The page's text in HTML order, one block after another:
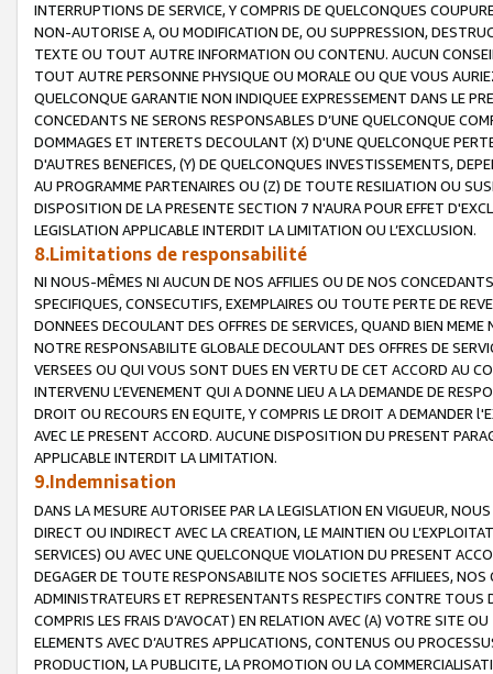
INTERRUPTIONS DE SERVICE, Y COMPRIS DE QUELCONQUES
NON-AUTORISE A, OU MODIFICATION DE, OU SUPPRESSION,
TEXTE OU TOUT AUTRE INFORMATION OU CONTENU. AUCUN
TOUT AUTRE PERSONNE PHYSIQUE OU MORALE OU QUE VOUS
QUELCONQUE GARANTIE NON INDIQUEE EXPRESSEMENT DANS LE
CONCEDANTS NE SERONS RESPONSABLES D’UNE QUELCONQUE
DOMMAGES ET INTERETS DECOULANT (X) D'UNE QUELCONQUE
D'AUTRES BENEFICES, (Y) DE QUELCONQUES INVESTISSEMENTS,
AU PROGRAMME PARTENAIRES OU (Z) DE TOUTE RESILIATION OU
DISPOSITION DE LA PRESENTE SECTION 7 N'AURA POUR EFFET
LEGISLATION APPLICABLE INTERDIT LA LIMITATION OU L’EXCLUSION.
8.Limitations de responsabilité
NI NOUS-MÊMES NI AUCUN DE NOS AFFILIES OU DE NOS
SPECIFIQUES, CONSECUTIFS, EXEMPLAIRES OU TOUTE PERTE DE
DONNEES DECOULANT DES OFFRES DE SERVICES, QUAND BIEN
NOTRE RESPONSABILITE GLOBALE DECOULANT DES OFFRES DE
VERSEES OU QUI VOUS SONT DUES EN VERTU DE CET ACCORD AU
INTERVENU L’EVENEMENT QUI A DONNE LIEU A LA DEMANDE DE
DROIT OU RECOURS EN EQUITE, Y COMPRIS LE DROIT A DEMANDER
AVEC LE PRESENT ACCORD. AUCUNE DISPOSITION DU PRESENT
APPLICABLE INTERDIT LA LIMITATION.
9.Indemnisation
DANS LA MESURE AUTORISEE PAR LA LEGISLATION EN VIGUEUR,
DIRECT OU INDIRECT AVEC LA CREATION, LE MAINTIEN OU
SERVICES) OU AVEC UNE QUELCONQUE VIOLATION DU PRESENT
DEGAGER DE TOUTE RESPONSABILITE NOS SOCIETES AFFILIEES,
ADMINISTRATEURS ET REPRESENTANTS RESPECTIFS CONTRE
COMPRIS LES FRAIS D’AVOCAT) EN RELATION AVEC (A) VOTRE SITE
ELEMENTS AVEC D’AUTRES APPLICATIONS, CONTENUS OU
PRODUCTION, LA PUBLICITE, LA PROMOTION OU LA